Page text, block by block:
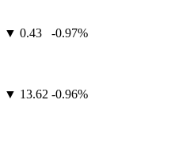
▼ 0.43 -0.97%
▼ 13.62 -0.96%